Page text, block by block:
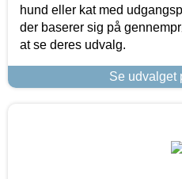
hund eller kat med
der baserer sig på
at se deres udvalg.
Se udvalget